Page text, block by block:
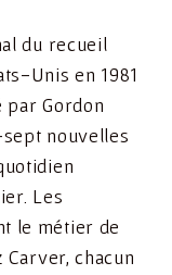
du recueil
Unis en 1981
Gordon
nouvelles
Les
le métier de
chacun